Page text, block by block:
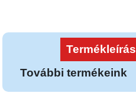
Termékleírás
További termékeink